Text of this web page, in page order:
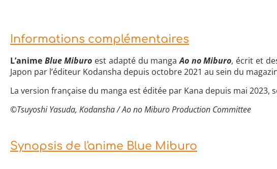
Informations complémentaires
L’anime Blue Miburo est adapté du mangaAo no Miburo, écrit et
Japon par l’éditeur Kodansha depuis octobre 2021 au sein du
La version française du manga est éditée par Kana depuis mai 2023,
©Tsuyoshi Yasuda, Kodansha / Ao no Miburo Production Committee
Synopsis de l'anime Blue Miburo